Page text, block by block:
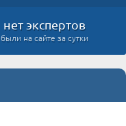
нет экспертов
были на сайте за сутки